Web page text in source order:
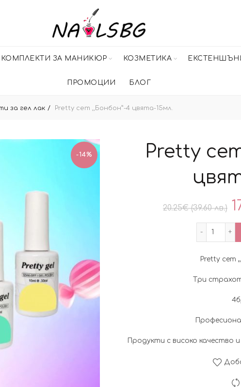
КОМПЛЕКТИ ЗА МАНИКЮР КОЗМЕТИКА
ПРОМОЦИИ БЛОГ
за гел лак Pretty сет ,,Бонбон”-4 цвята-15мл.
-14%
Pretty
20.25€ (39.60 лв.)
Pretty сет
Три
Продукти с високо качество